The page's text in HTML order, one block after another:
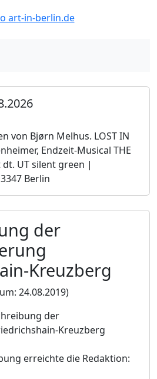
von Bjørn Melhus. LOST IN
Endzeit-Musical THE
dt. UT silent green |
Berlin
der
Kreuzberg
24.08.2019)
erreichte die Redaktion: